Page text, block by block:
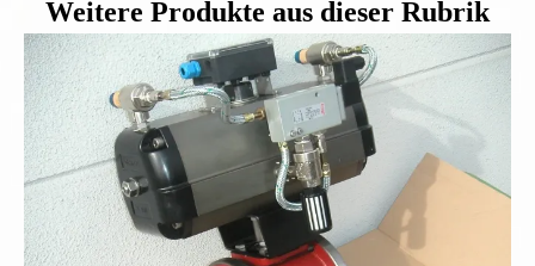
Weitere Produkte aus dieser Rubrik
Flanschkugelhahn DN100